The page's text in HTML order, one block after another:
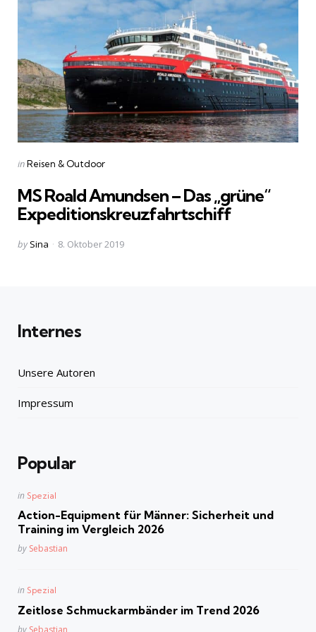
Categories
Posted
inReisen & Outdoor
MS Roald Amundsen – Das „grüne“
Expeditionskreuzfahrtschiff
Posted
by Sina 8. Oktober 2019
Internes
Unsere Autoren
Impressum
Popular
Posted
in Spezial
Action-Equipment für Männer: Sicherheit und
Training im Vergleich 2026
Posted
by Sebastian
Posted
in Spezial
Zeitlose Schmuckarmbänder im Trend 2026
Posted
by Sebastian